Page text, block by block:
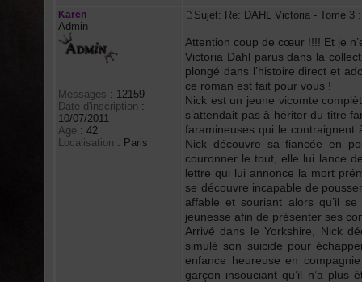
Karen
Admin
Messages : 12159
Date d'inscription :
10/07/2011
Age : 42
Localisation : Paris
Sujet: Re: DAHL Victoria - Tome
Attention coup de cœur !!!! Et je
Victoria Dahl parus dans la
plongé dans l’histoire direct et
ce roman est fait pour vous !
Nick est un jeune vicomte
s’attendait pas à hériter du titre
faramineuses qui le contraignent
Nick découvre sa fiancée en
couronner le tout, elle lui lance
lettre qui lui annonce la mort
se découvre incapable de
affable et souriant alors qu’il
jeunesse afin de présenter ses
Arrivé dans le Yorkshire, Nick
simulé son suicide pour
enfance heureuse en
garçon insouciant qu’il n’a